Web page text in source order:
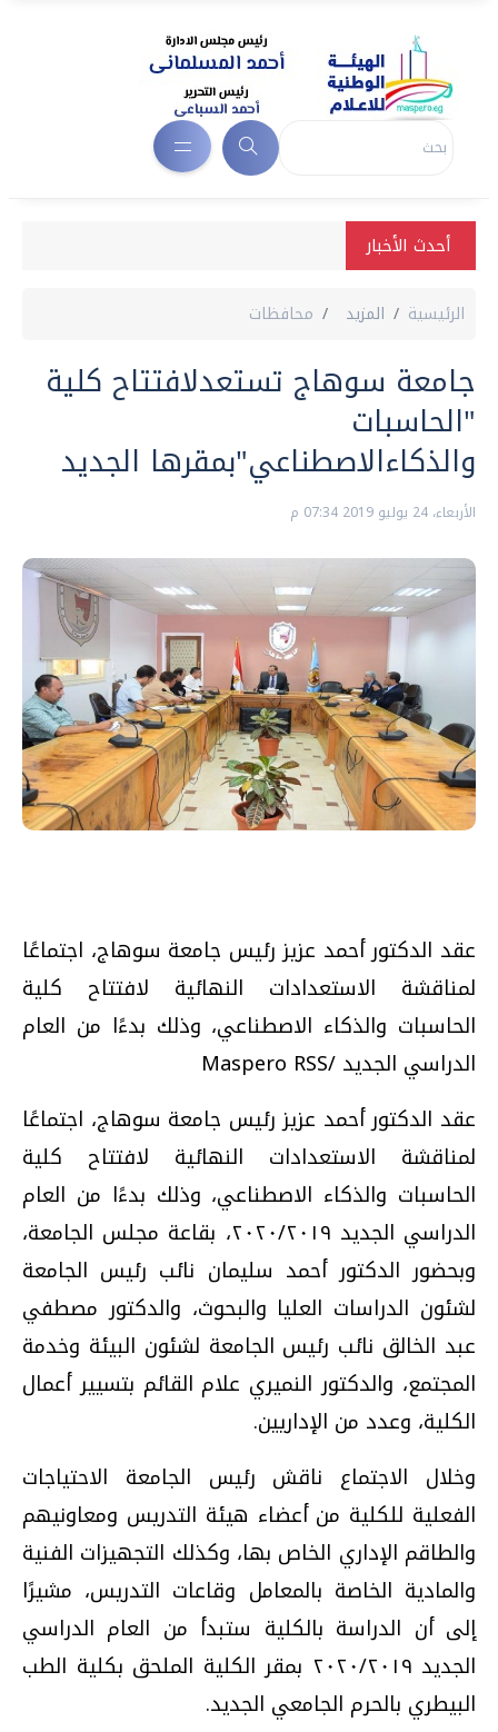
أحدث الأخبار
الرئيسية المزيد محافظات
جامعة سوهاج تستعدلافتتاح كلية
"الحاسبات
والذكاءالاصطناعي"بمقرها الجديد
الأربعاء، 24 يوليو 2019 07:34 م
عقد الدكتور أحمد عزيز رئيس جامعة سوهاج، اجتماعًا
لمناقشة الاستعدادات النهائية لافتتاح كلية
الحاسبات والذكاء الاصطناعي، وذلك بدءًا من العام
الدراسي الجديد /Maspero RSS
عقد الدكتور أحمد عزيز رئيس جامعة سوهاج، اجتماعًا
لمناقشة الاستعدادات النهائية لافتتاح كلية
الحاسبات والذكاء الاصطناعي، وذلك بدءًا من العام
الدراسي الجديد ٢٠٢٠/٢٠١٩، بقاعة مجلس الجامعة،
وبحضور الدكتور أحمد سليمان نائب رئيس الجامعة
لشئون الدراسات العليا والبحوث، والدكتور مصطفي
عبد الخالق نائب رئيس الجامعة لشئون البيئة وخدمة
المجتمع، والدكتور النميري علام القائم بتسيير أعمال
الكلية، وعدد من الإداريين.
وخلال الاجتماع ناقش رئيس الجامعة الاحتياجات
الفعلية للكلية من أعضاء هيئة التدريس ومعاونيهم
والطاقم الإداري الخاص بها، وكذلك التجهيزات الفنية
والمادية الخاصة بالمعامل وقاعات التدريس، مشيرًا
إلى أن الدراسة بالكلية ستبدأ من العام الدراسي
الجديد ٢٠٢٠/٢٠١٩ بمقر الكلية الملحق بكلية الطب
البيطري بالحرم الجامعي الجديد.